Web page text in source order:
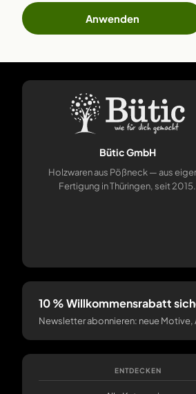
Anwenden
Bütic GmbH
Holzwaren aus Pößneck — aus
Fertigung in Thüringen, seit 2015.
10 % Willkommensrabatt
Newsletter abonnieren: neue
ENTDECKEN